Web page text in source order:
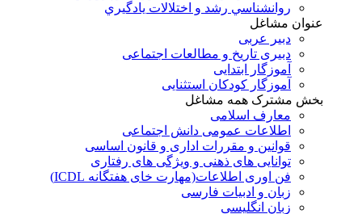
روانشناسي رشد و اختلالات يادگيري
عنوان مشاغل
دبير عربی
دبیری تاریخ و مطالعات اجتماعی
آموزگار ابتدایی
آموزگار کودکان استثنایی
بخش مشترک همه مشاغل
معارف اسلامی
اطلاعات عمومی دانش اجتماعی
قوانین و مقررات اداری و قانون اساسی
توانایی های ذهنی و ویژگی های رفتاری
فن اوری اطلاعات(مهارت خای هفتگانه ICDL)
زبان و ادبیات فارسی
زبان انگلیسی